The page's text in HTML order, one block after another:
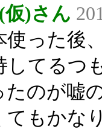
)さん
った後
してるつ
たのが嘘
てもかな